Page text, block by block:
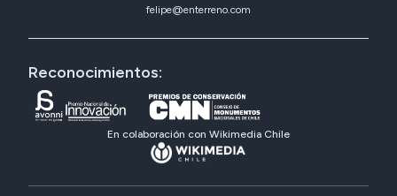
felipe@enterreno.com
Reconocimientos:
En colaboración con Wikimedia Chile